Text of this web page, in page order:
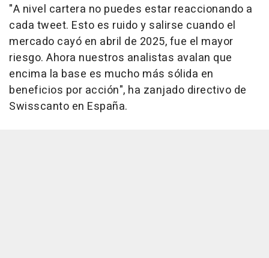
"A nivel cartera no puedes estar reaccionando a
cada tweet. Esto es ruido y salirse cuando el
mercado cayó en abril de 2025, fue el mayor
riesgo. Ahora nuestros analistas avalan que
encima la base es mucho más sólida en
beneficios por acción", ha zanjado directivo de
Swisscanto en España.